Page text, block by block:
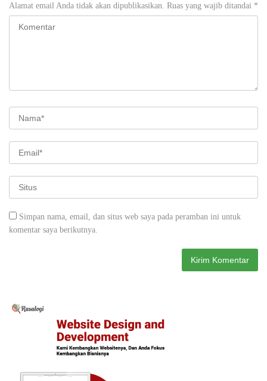
Alamat email Anda tidak akan dipublikasikan. Ruas yang wajib ditandai *
Simpan nama, email, dan situs web saya pada peramban ini untuk
komentar saya berikutnya.